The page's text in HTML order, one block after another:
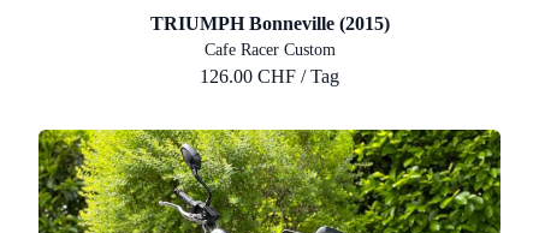
TRIUMPH Bonneville (2015)
Cafe Racer Custom
126.00 CHF / Tag